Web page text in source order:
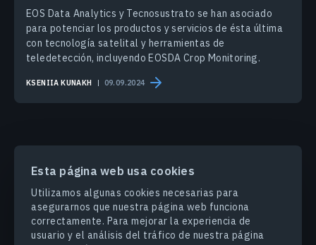
Esta página web usa cookies
Utilizamos algunas cookies necesarias para
asegurarnos que nuestra página web funciona
correctamente. Para mejorar la experiencia de
usuario y el análisis del tráfico de nuestra página
EOS Data Analytics y Tecnosustrato se han asociado
para potenciar los productos y servicios de ésta última
con tecnología satelital y herramientas de
teledetección, incluyendo EOSDA Crop Monitoring.
KSENIIA KUNAKH 09.09.2024
PRODUCTOS Y SOLUCIONES
INDUSTRIAS